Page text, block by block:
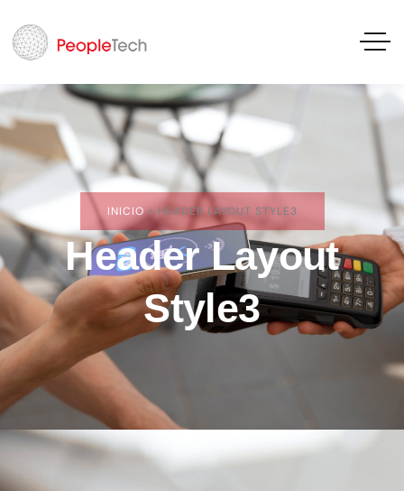
INICIO» HEADER LAYOUT STYLE3
Header Layout
Style3